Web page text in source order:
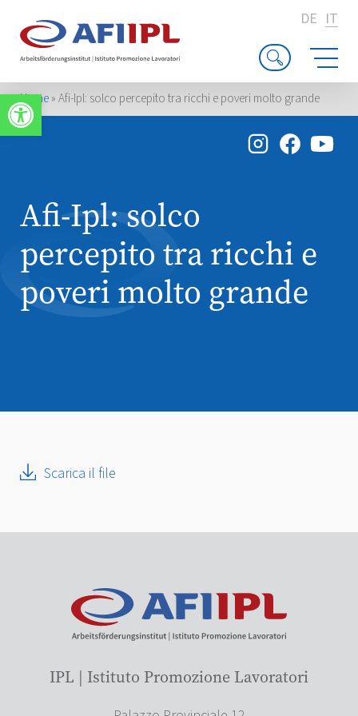
Apri la barra degli strumenti
DE IT
Home»Afi-Ipl: solco percepito tra ricchi e poveri molto grande
Afi-Ipl: solco
percepito tra ricchi e
poveri molto grande
Scarica il file
IPL | Istituto Promozione Lavoratori